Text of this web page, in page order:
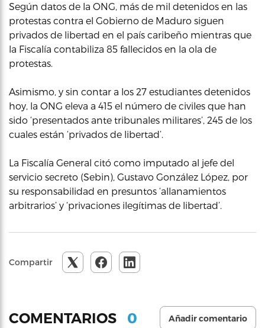
Según datos de la ONG, más de mil detenidos en las
protestas contra el Gobierno de Maduro siguen
privados de libertad en el país caribeño mientras que
la Fiscalía contabiliza 85 fallecidos en la ola de
protestas.
Asimismo, y sin contar a los 27 estudiantes detenidos
hoy, la ONG eleva a 415 el número de civiles que han
sido ‘presentados ante tribunales militares’, 245 de los
cuales están ‘privados de libertad’.
La Fiscalía General citó como imputado al jefe del
servicio secreto (Sebin), Gustavo González López, por
su responsabilidad en presuntos ‘allanamientos
arbitrarios’ y ‘privaciones ilegítimas de libertad’.
Compartir
COMENTARIOS 0 Añadir comentario